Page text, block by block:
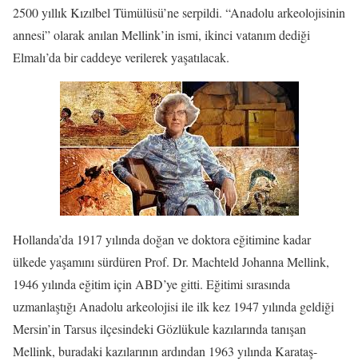
2500 yıllık Kızılbel Tümülüsü’ne serpildi. “Anadolu arkeolojisinin
annesi” olarak anılan Mellink’in ismi, ikinci vatanım dediği
Elmalı’da bir caddeye verilerek yaşatılacak.
Hollanda’da 1917 yılında doğan ve doktora eğitimine kadar
ülkede yaşamını sürdüren Prof. Dr. Machteld Johanna Mellink,
1946 yılında eğitim için ABD’ye gitti. Eğitimi sırasında
uzmanlaştığı Anadolu arkeolojisi ile ilk kez 1947 yılında geldiği
Mersin’in Tarsus ilçesindeki Gözlükule kazılarında tanışan
Mellink, buradaki kazılarının ardından 1963 yılında Karataş-